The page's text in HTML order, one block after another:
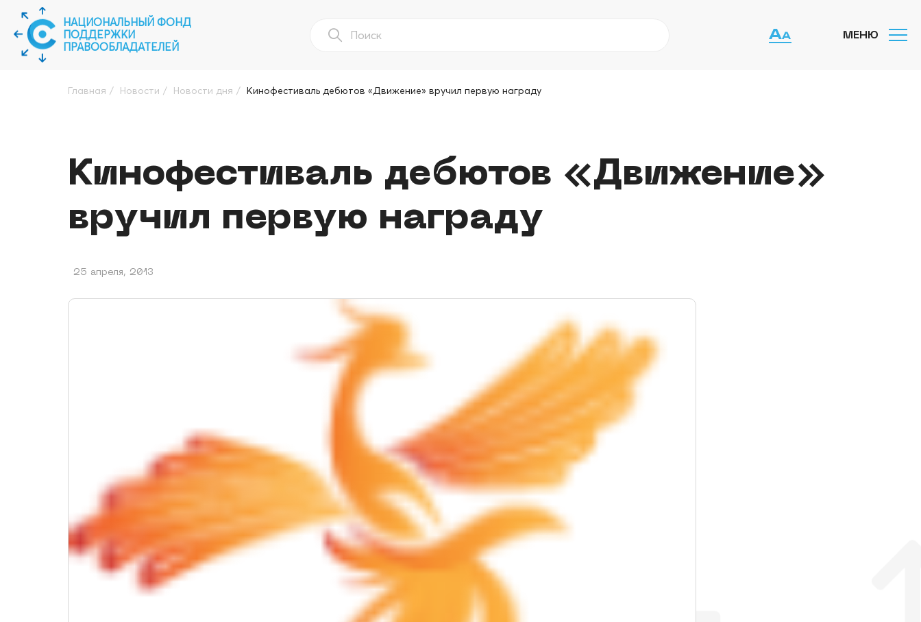
НАЦИОНАЛЬНЫЙ ФОНД
ПОДДЕРЖКИ
ПРАВООБЛАДАТЕЛЕЙ
МЕНЮ
Главная / Новости / Новости дня / Кинофестиваль дебютов «Движение» вручил первую награду
Кинофестиваль дебютов «Движение»
вручил первую награду
25 апреля, 2013